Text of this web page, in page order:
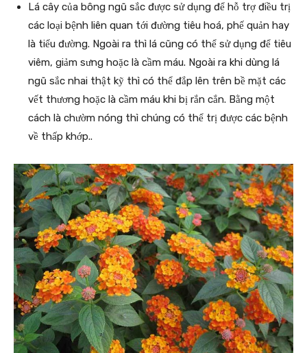
Lá cây của bông ngũ sắc được sử dụng để hỗ trợ điều trị
các loại bệnh liên quan tới đường tiêu hoá, phế quản hay
là tiểu đường. Ngoài ra thì lá cũng có thể sử dụng để tiêu
viêm, giảm sưng hoặc là cầm máu. Ngoài ra khi dùng lá
ngũ sắc nhai thật kỹ thì có thể đắp lên trên bề mặt các
vết thương hoặc là cầm máu khi bị rắn cắn. Bằng một
cách là chườm nóng thì chúng có thể trị được các bệnh
về thấp khớp..